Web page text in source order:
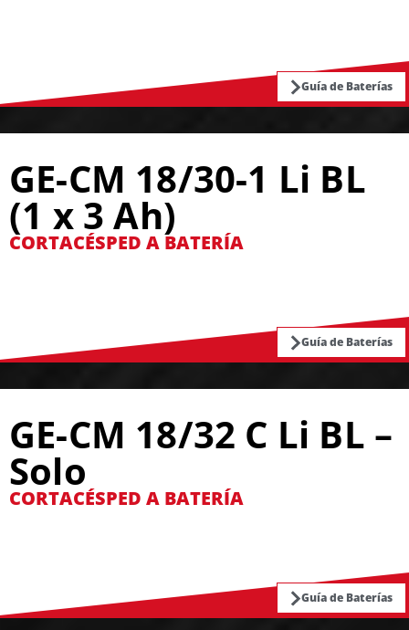
Guía de Baterías
GE-CM 18/30-1 Li BL
(1 x 3 Ah)
CORTACÉSPED A BATERÍA
Guía de Baterías
GE-CM 18/32 C Li BL –
Solo
CORTACÉSPED A BATERÍA
Guía de Baterías